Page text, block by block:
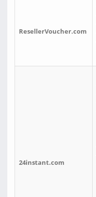
ResellerVoucher.com
24instant.com